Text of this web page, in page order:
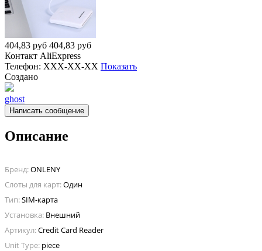
404,83 руб 404,83 руб
Контакт AliExpress
Телефон: XXX-XX-XX Показать
Создано
ghost
Написать сообщение
Описание
Бренд:ONLENY
Слоты для карт:Один
Тип:SIM-карта
Установка: Внешний
Артикул:Credit Card Reader
Unit Type: piece